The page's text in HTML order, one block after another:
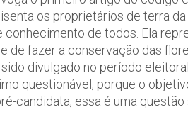
os proprietários de terra
conhecimento de todos. Ela
de fazer a conservação das
divulgado no período
questionável, porque o
candidata, essa é uma